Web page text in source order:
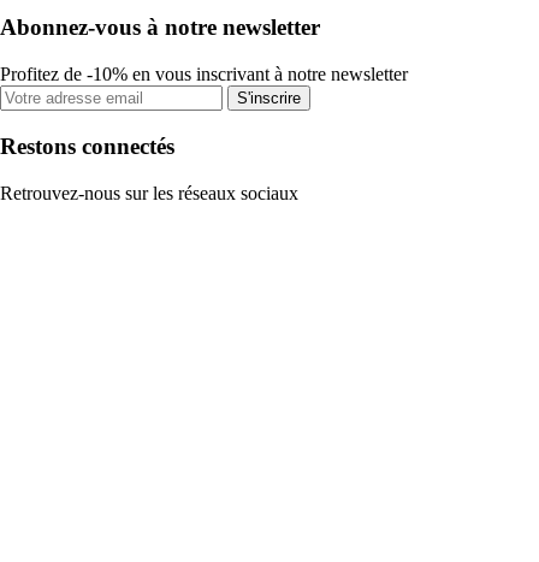
Abonnez-vous à notre newsletter
Profitez de -10% en vous inscrivant à notre newsletter
S'inscrire
Restons connectés
Retrouvez-nous sur les réseaux sociaux